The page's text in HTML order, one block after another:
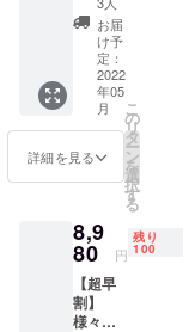
めの、他に
はちょっと
無い、便利
で新しくお
どろきと感
動がある商
品を揃え、
ワクとドキ
ドキをお届
けできるよ
う頑張って
タイ
リッ
シュな
リュッ
ク。
BLACK
・
GLAY・
BLUEの
3色から
選びく
ださ
い。 送
料、消
費税込
みで
お届
け予
定：
2022
年05
月
詳細を見る
こ
の
リ
タ
ー
ン
を
選
択
す
る
8,9
80 円
残り
100
【超早
割】
様々な